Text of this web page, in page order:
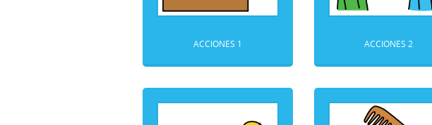
ACCIONES 1 ACCIONES 2